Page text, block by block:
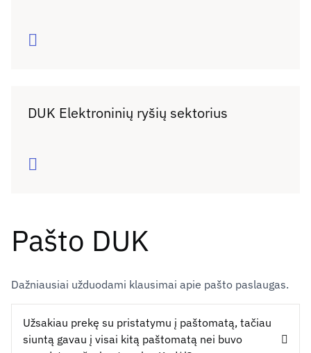
Daugiau
DUK Elektroninių ryšių sektorius
Daugiau
Pašto DUK
Dažniausiai užduodami klausimai apie pašto paslaugas.
Užsakiau prekę su pristatymu į paštomatą, tačiau
siuntą gavau į visai kitą paštomatą nei buvo